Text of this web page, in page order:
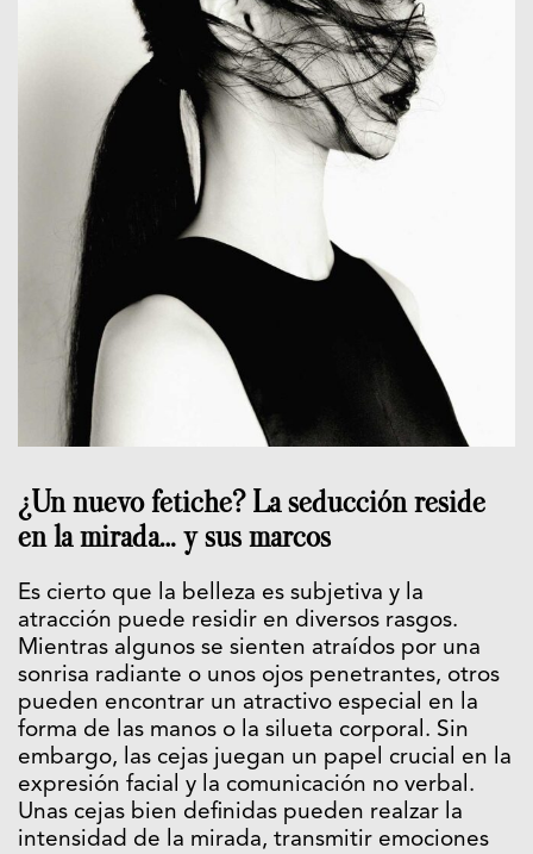
¿Un nuevo fetiche? La seducción reside
en la mirada… y sus marcos
Es cierto que la belleza es subjetiva y la
atracción puede residir en diversos rasgos.
Mientras algunos se sienten atraídos por una
sonrisa radiante o unos ojos penetrantes, otros
pueden encontrar un atractivo especial en la
forma de las manos o la silueta corporal. Sin
embargo, las cejas juegan un papel crucial en la
expresión facial y la comunicación no verbal.
Unas cejas bien definidas pueden realzar la
intensidad de la mirada, transmitir emociones